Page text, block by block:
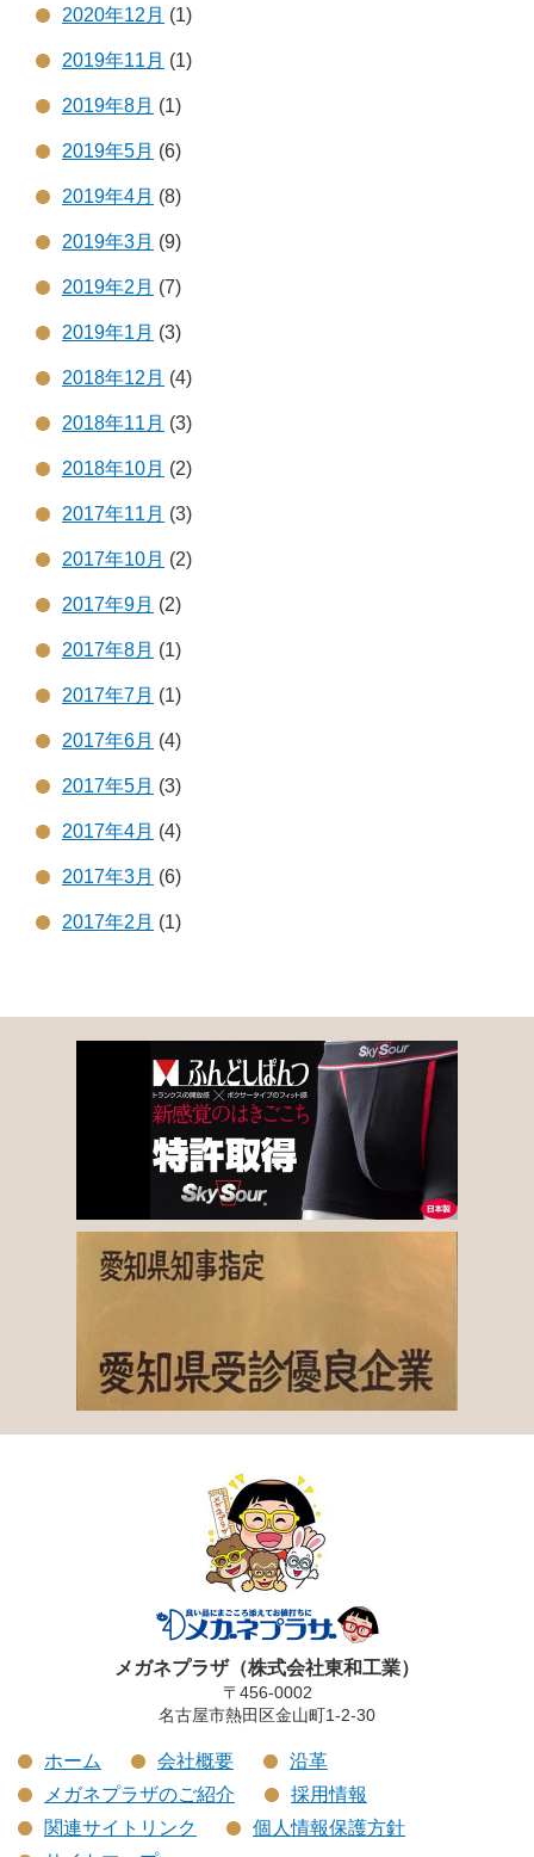
2020年12月 (1)
2019年11月 (1)
2019年8月 (1)
2019年5月 (6)
2019年4月 (8)
2019年3月 (9)
2019年2月 (7)
2019年1月 (3)
2018年12月 (4)
2018年11月 (3)
2018年10月 (2)
2017年11月 (3)
2017年10月 (2)
2017年9月 (2)
2017年8月 (1)
2017年7月 (1)
2017年6月 (4)
2017年5月 (3)
2017年4月 (4)
2017年3月 (6)
2017年2月 (1)
メガネプラザ（株式会社東和工業）
〒456-0002
名古屋市熱田区金山町1-2-30
ホーム 会社概要
沿革
メガネプラザのご紹介
採用情報
関連サイトリンク
個人情報保護方針